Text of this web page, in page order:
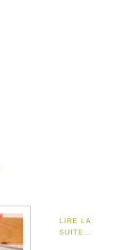
LIRE LA
SUITE…